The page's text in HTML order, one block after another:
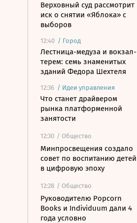
Верховный суд рассмотрит
иск о снятии «Яблока» с
выборов
12:40 / Город
Лестница-медуза и вокзал-
терем: семь знаменитых
зданий Федора Шехтеля
12:36 / Идеи управления
Что станет драйвером
рынка платформенной
занятости
12:30 / Общество
Минпросвещения создало
совет по воспитанию детей
в цифровую эпоху
12:28 / Общество
Руководителю Popcorn
Books и Individuum дали 4
года условно